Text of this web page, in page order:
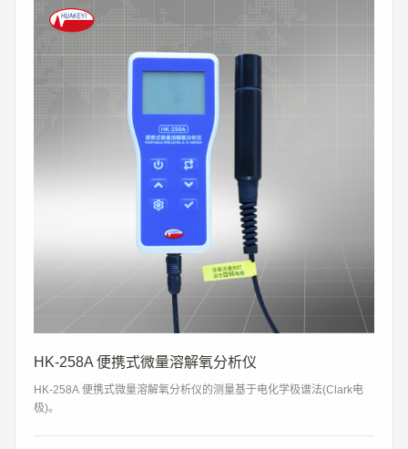
HK-258A 便携式微量溶解氧分析仪
HK-258A 便携式微量溶解氧分析仪的测量基于电化学极谱法(Clark电
极)。